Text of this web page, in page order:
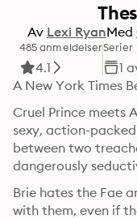
Av Lexi RyanMed
485 anmeldelser
4.1
Serier
1
Cruel Prince meets
sexy, action-
between two
dangerously
Brie hates the Fae
with them, even if